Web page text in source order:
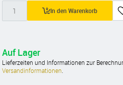
In den Warenkorb
Auf Lager
Lieferzeiten und Informationen zur
Versandinformationen